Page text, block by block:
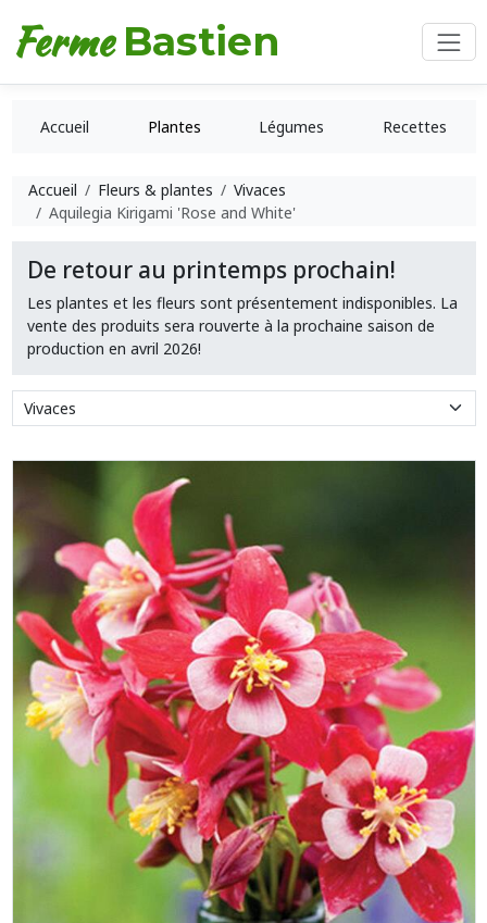
Ferme Bastien
Accueil Plantes Légumes Recettes
Accueil Fleurs & plantes
Vivaces
Aquilegia Kirigami 'Rose and White'
De retour au printemps prochain!
Les plantes et les fleurs sont présentement indisponibles. La
vente des produits sera rouverte à la prochaine saison de
production en avril 2026!